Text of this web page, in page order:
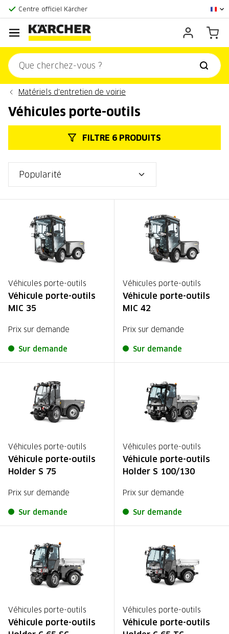
Centre officiel Kärcher
Score client:9,3/10
Matériels d'entretien de voirie
Véhicules porte-outils
FILTRE 6 PRODUITS
Véhicules porte-outils
Véhicule porte-outils
MIC 35
Prix sur demande
Sur demande
Véhicules porte-outils
Véhicule porte-outils
MIC 42
Prix sur demande
Sur demande
Véhicules porte-outils
Véhicule porte-outils
Holder S 75
Prix sur demande
Sur demande
Véhicules porte-outils
Véhicule porte-outils
Holder S 100/130
Prix sur demande
Sur demande
Véhicules porte-outils
Véhicule porte-outils
Véhicules porte-outils
Véhicule porte-outils